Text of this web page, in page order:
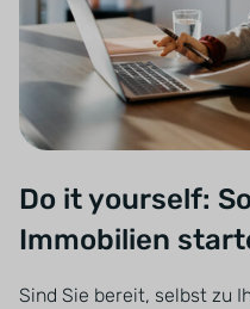
Do it yourself:
Immobilien
Sind Sie bereit, selbst zu